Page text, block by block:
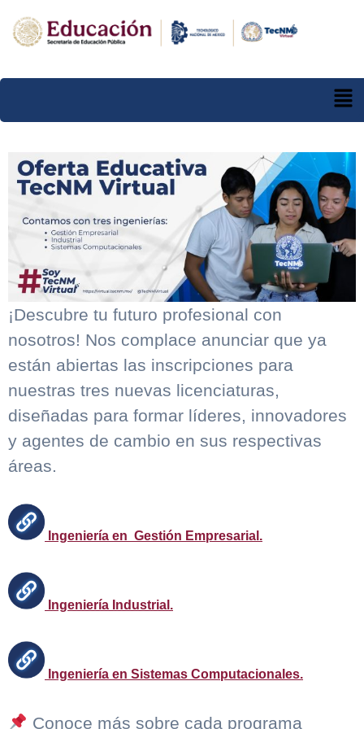
¡Descubre tu futuro profesional con
nosotros! Nos complace anunciar que ya
están abiertas las inscripciones para
nuestras tres nuevas licenciaturas,
diseñadas para formar líderes, innovadores
y agentes de cambio en sus respectivas
áreas.
Ingeniería en Gestión Empresarial.
Ingeniería Industrial.
Ingeniería en Sistemas Computacionales.
Conoce más sobre cada programa